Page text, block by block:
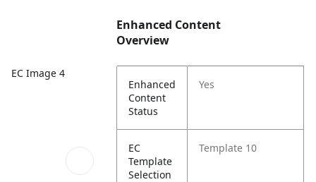
EC Image 4
Enhanced Content
Overview
Enhanced
Content
Status
Yes
EC
Template
Selection
Template 10